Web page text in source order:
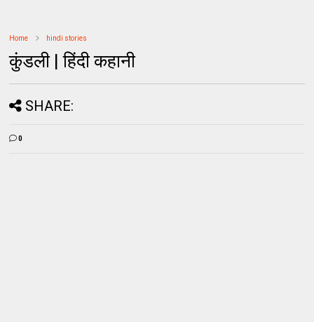
Home hindi stories
कुंडली | हिंदी कहानी
SHARE:
0